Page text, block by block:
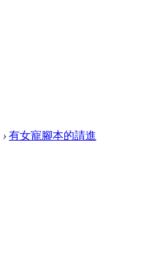
› 有女寵腳本的請進